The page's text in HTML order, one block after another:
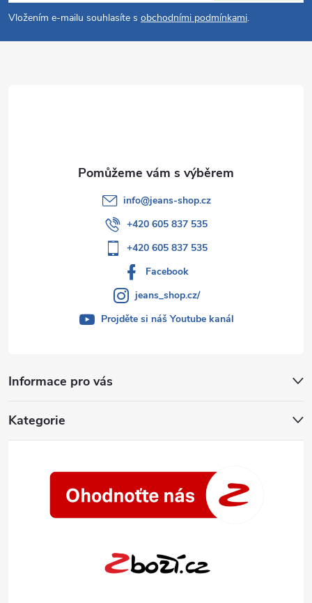
p
a
Vložením e-mailu souhlasíte s obchodními podmínkami.
Informace pro vás
Kategorie
info@jeans-shop.cz
+420 605 837 535
+420 605 837 535
Facebook
jeans_shop.cz/
Projděte si náš Youtube kanál